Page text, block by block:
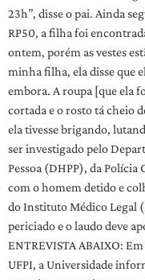
23h”, disse o pai. Ainda
RP50, a filha foi
ontem, porém as vestes
minha filha, ela disse que
embora. A roupa [que ela
cortada e o rosto tá cheio
ela tivesse brigando,
ser investigado pelo
Pessoa (DHPP), da
com o homem detido e
do Instituto Médico Legal
periciado e o laudo deve
ENTREVISTA ABAIXO:
UFPI, a Universidade